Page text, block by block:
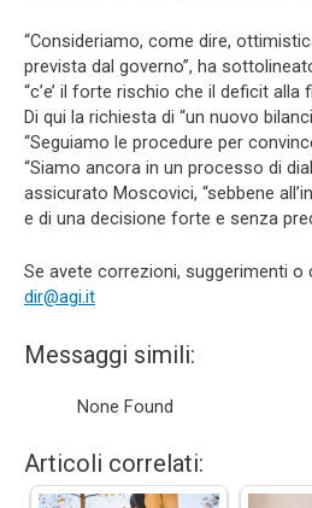
“Consideriamo, come dire,
prevista dal governo”, ha
“c’e’ il forte rischio che il deficit alla
Di qui la richiesta di “un nuovo
“Seguiamo le procedure per
“Siamo ancora in un processo di
assicurato Moscovici, “sebbene
e di una decisione forte e senza
Se avete correzioni, suggerimenti
dir@agi.it
Messaggi simili:
None Found
Articoli correlati: